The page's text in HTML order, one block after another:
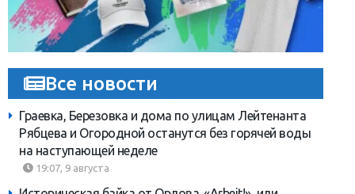
Все новости
Граевка, Березовка и дома по улицам Лейтенанта
Рябцева и Огородной останутся без горячей воды
на наступающей неделе
19:07, 9 августа